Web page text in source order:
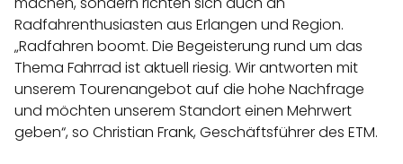
Radfahrenthusiasten aus Erlangen und Region.
„Radfahren boomt. Die Begeisterung rund um das
Thema Fahrrad ist aktuell riesig. Wir antworten mit
unserem Tourenangebot auf die hohe Nachfrage
und möchten unserem Standort einen Mehrwert
geben“, so Christian Frank, Geschäftsführer des ETM.